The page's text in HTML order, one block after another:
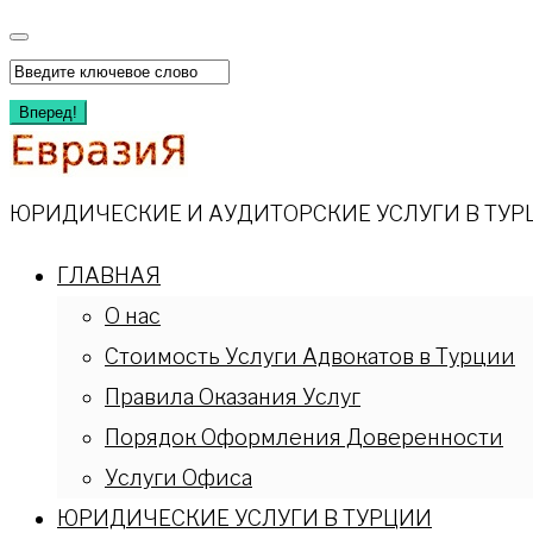
Перейти
к
содержимому
Искать:
Вперед!
ЮРИДИЧЕСКИЕ И АУДИТОРСКИЕ УСЛУГИ В
ГЛАВНАЯ
О нас
Стоимость Услуги Адвокатов в Турции
Правила Оказания Услуг
Порядок Оформления Доверенности
Услуги Офиса
ЮРИДИЧЕСКИЕ УСЛУГИ В ТУРЦИИ